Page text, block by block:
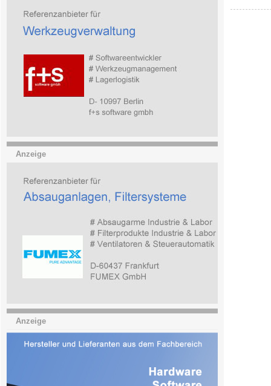
Anzeige
Anzeige